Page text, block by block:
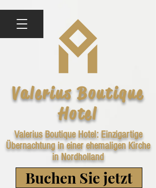
Buchen Sie jetzt
Valerius Boutique
Hotel
Valerius Boutique Hotel: Einzigartige
Übernachtung in einer ehemaligen Kirche
in Nordholland